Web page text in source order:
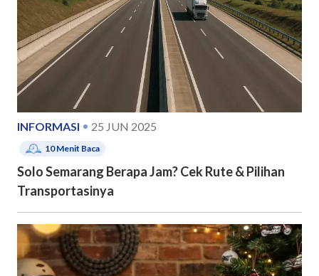
INFORMASI 25 JUN 2025
10Menit Baca
Solo Semarang Berapa Jam? Cek Rute & Pilihan
Transportasinya